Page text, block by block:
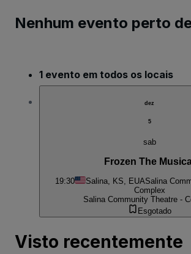
Nenhum evento perto
1 evento em todos os locais
dez
5
sab
Frozen The
19:30 Salina, KS, EUASalina
Complex
Salina Community Theatre -
Esgotado
Visto recentemente